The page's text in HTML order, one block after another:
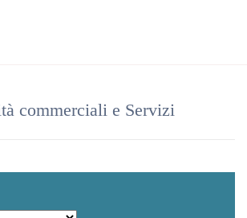
commerciali e Servizi